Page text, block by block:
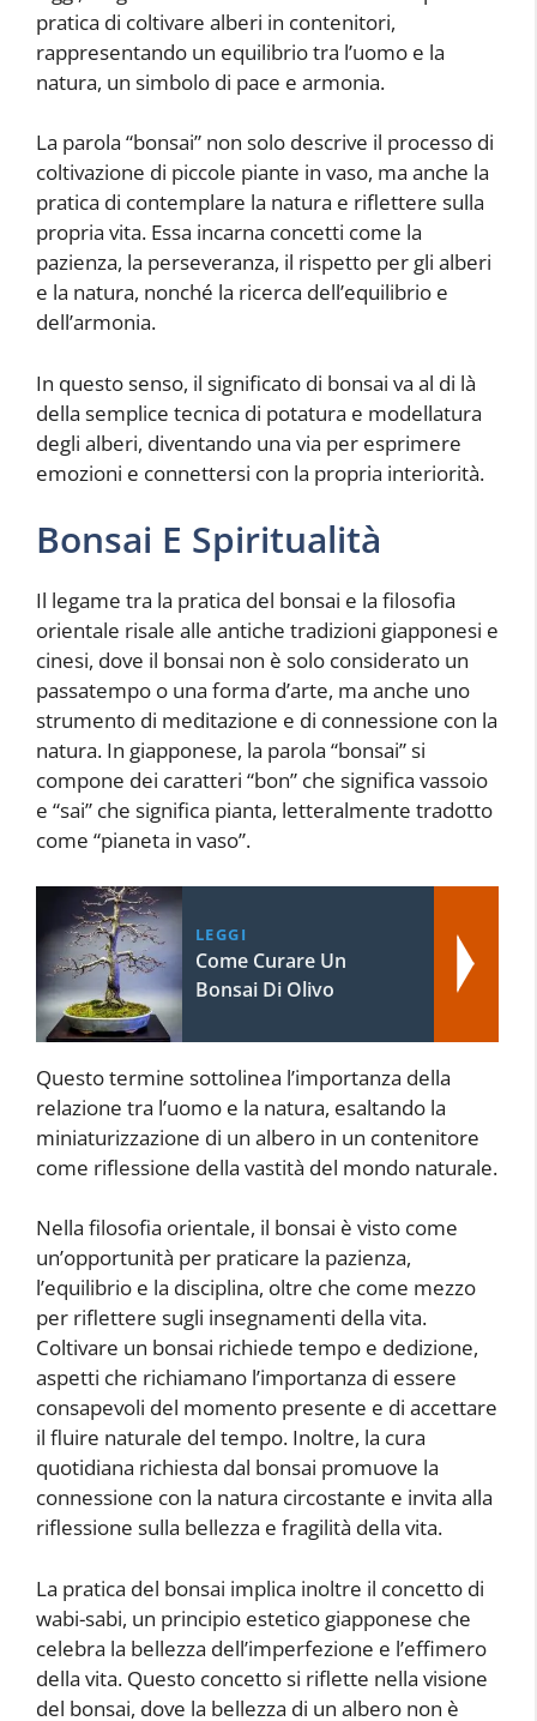
pratica di coltivare alberi in contenitori,
rappresentando un equilibrio tra l’uomo e la
natura, un simbolo di pace e armonia.
La parola “bonsai” non solo descrive il processo di
coltivazione di piccole piante in vaso, ma anche la
pratica di contemplare la natura e riflettere sulla
propria vita. Essa incarna concetti come la
pazienza, la perseveranza, il rispetto per gli alberi
e la natura, nonché la ricerca dell’equilibrio e
dell’armonia.
In questo senso, il significato di bonsai va al di là
della semplice tecnica di potatura e modellatura
degli alberi, diventando una via per esprimere
emozioni e connettersi con la propria interiorità.
Bonsai E Spiritualità
Il legame tra la pratica del bonsai e la filosofia
orientale risale alle antiche tradizioni giapponesi e
cinesi, dove il bonsai non è solo considerato un
passatempo o una forma d’arte, ma anche uno
strumento di meditazione e di connessione con la
natura. In giapponese, la parola “bonsai” si
compone dei caratteri “bon” che significa vassoio
e “sai” che significa pianta, letteralmente tradotto
come “pianeta in vaso”.
LEGGI
Come Curare Un
Bonsai Di Olivo
Questo termine sottolinea l’importanza della
relazione tra l’uomo e la natura, esaltando la
miniaturizzazione di un albero in un contenitore
come riflessione della vastità del mondo naturale.
Nella filosofia orientale, il bonsai è visto come
un’opportunità per praticare la pazienza,
l’equilibrio e la disciplina, oltre che come mezzo
per riflettere sugli insegnamenti della vita.
Coltivare un bonsai richiede tempo e dedizione,
aspetti che richiamano l’importanza di essere
consapevoli del momento presente e di accettare
il fluire naturale del tempo. Inoltre, la cura
quotidiana richiesta dal bonsai promuove la
connessione con la natura circostante e invita alla
riflessione sulla bellezza e fragilità della vita.
La pratica del bonsai implica inoltre il concetto di
wabi-sabi, un principio estetico giapponese che
celebra la bellezza dell’imperfezione e l’effimero
della vita. Questo concetto si riflette nella visione
del bonsai, dove la bellezza di un albero non è